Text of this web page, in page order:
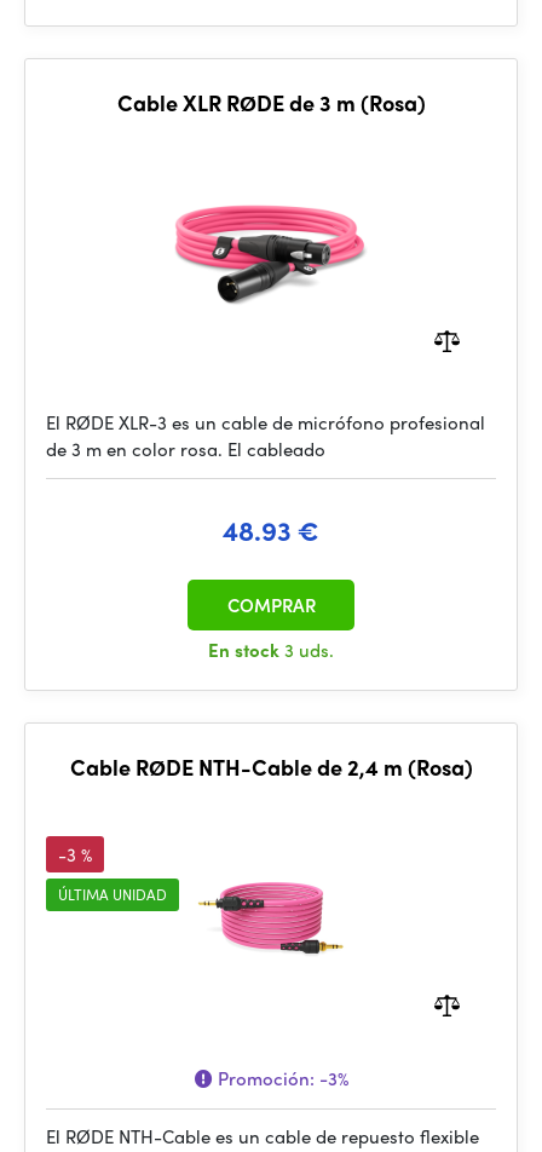
Cable XLR RØDE de 3 m (Rosa)
El RØDE XLR-3 es un cable de micrófono profesional
de 3 m en color rosa. El cableado
48.93 €
En stock3 uds.
COMPRAR
Cable RØDE NTH-Cable de 2,4 m (Rosa)
-3 %
ÚLTIMA UNIDAD
Promoción: -3%
El RØDE NTH-Cable es un cable de repuesto flexible